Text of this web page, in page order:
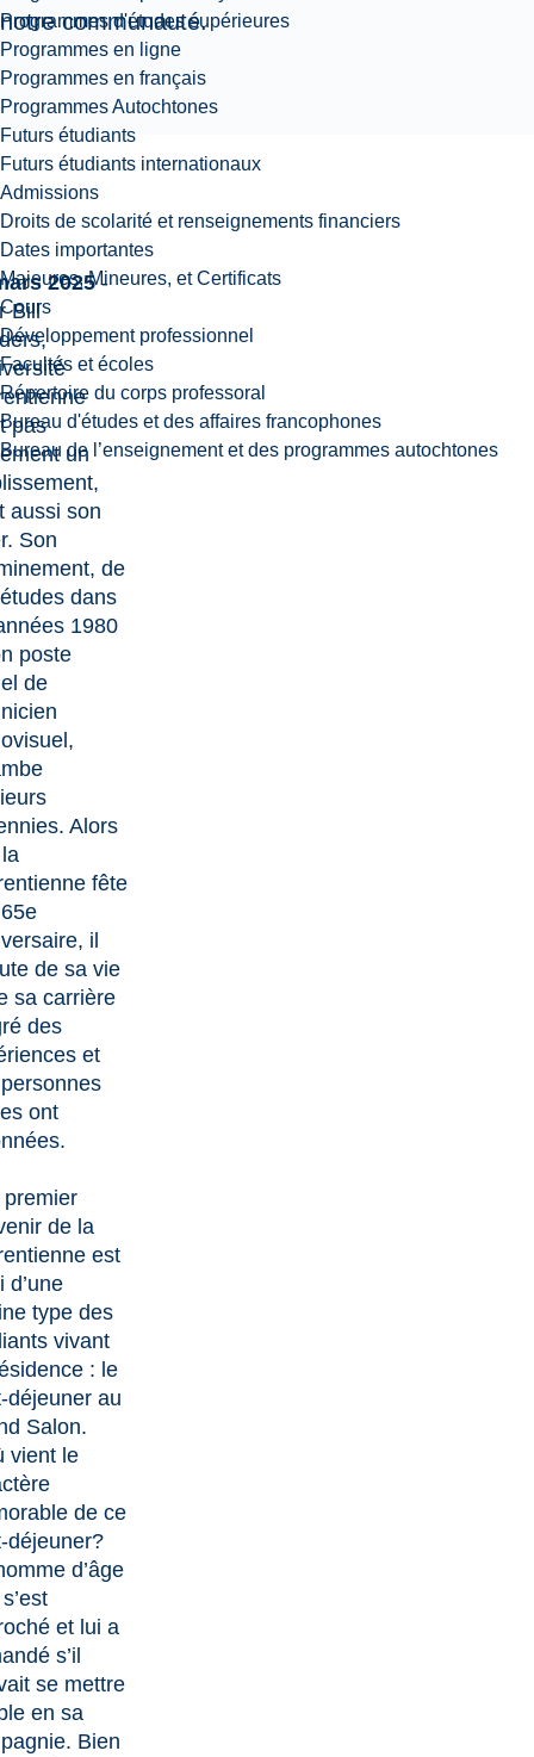
Programmes d'études supérieures
Programmes en ligne
Programmes en français
Programmes Autochtones
Futurs étudiants
Futurs étudiants internationaux
Admissions
Droits de scolarité et renseignements financiers
Dates importantes
Majeures, Mineures, et Certificats
Cours
Développement professionnel
Facultés et écoles
Répertoire du corps professoral
Bureau d'études et des affaires francophones
Bureau de l’enseignement et des programmes autochtones
notre communauté.
2025-
Bill
pas
un
aussi son
Son
de
dans
1980
poste
de
Alors
fête
il
de sa vie
sa carrière
des
et
ont
premier
de la
est
d’une
type des
vivant
: le
déjeuner au
Salon.
vient le
de ce
déjeuner?
d’âge
et lui a
s’il
se mettre
en sa
Bien